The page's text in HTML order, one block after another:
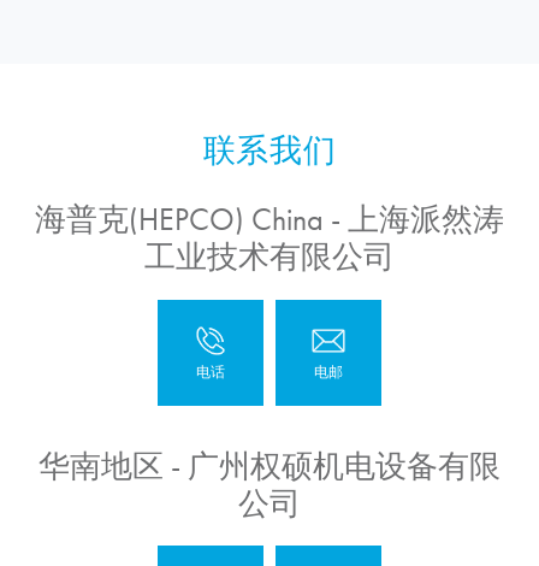
海普克(HEPCO) China - 上海派然涛
工业技术有限公司
华南地区 - 广州权硕机电设备有限
公司